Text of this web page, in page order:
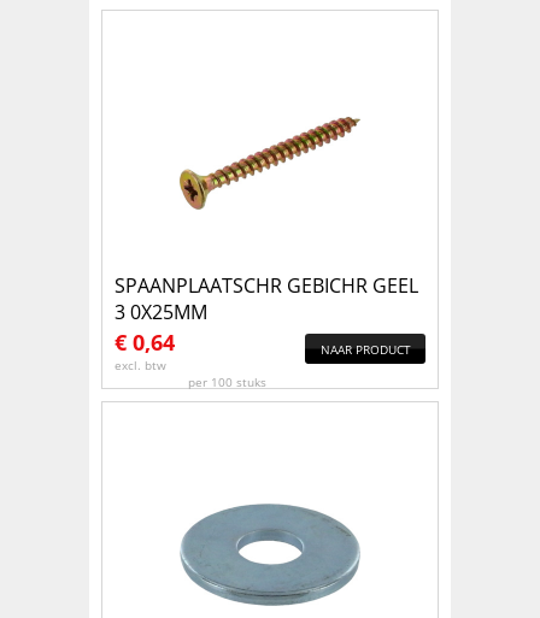
SPAANPLAATSCHR GEBICHR GEEL
3 0X25MM
€ 0,64
excl. btw
per 100 stuks
NAAR PRODUCT